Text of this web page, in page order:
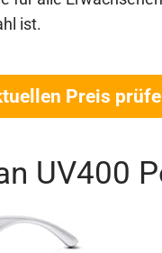
ist.
Preis
UV400